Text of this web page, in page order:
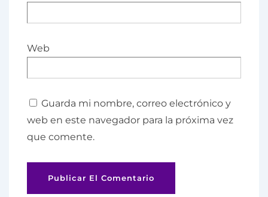
Web
Guarda mi nombre, correo electrónico y
web en este navegador para la próxima vez
que comente.